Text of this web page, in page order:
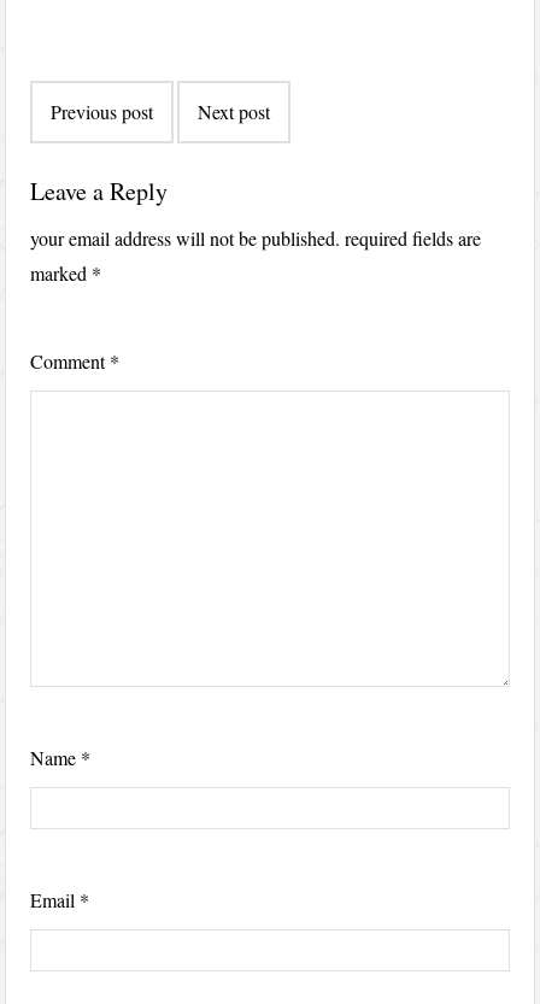
navigation
Previous post Next post
Leave a Reply
your email address will not be published. required fields are
marked *
Comment*
Name *
Email *